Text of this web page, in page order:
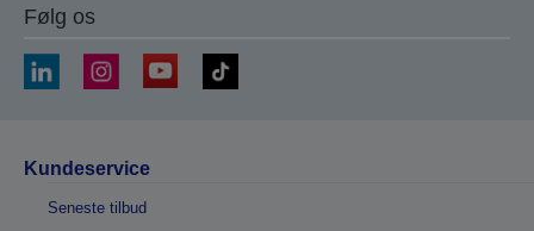
Følg os
Kundeservice
Seneste tilbud